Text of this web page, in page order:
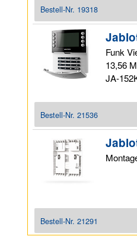
Bestell-Nr. 19318
Funk
13,56
JA-
Bestell-Nr.21536
Bestell-Nr.21291